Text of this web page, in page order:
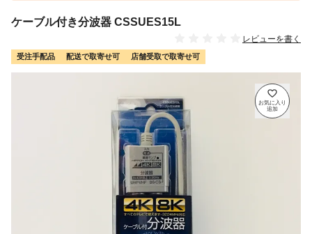
ケーブル付き分波器 CSSUES15L
レビューを書く
受注手配品 配送で取寄せ可 店舗受取で取寄せ可